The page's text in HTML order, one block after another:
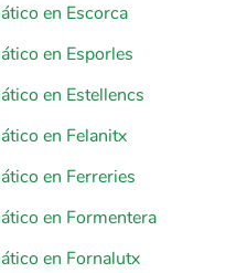
en Escorca
en Esporles
en Estellencs
en Felanitx
en Ferreries
en Formentera
en Fornalutx